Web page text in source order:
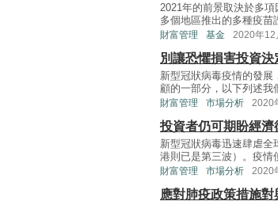
2021年的前景取決於多
多個地區推出的多種疫苗
財富管理 基金 2020年12
別讓恐懼損害投資決
新型冠狀病毒疫情的發展
顧的一部分，以下列述我
財富管理 市場分析 2020
投資者仍可期盼經濟
新型冠狀病毒迅速肆虐
港則已是第三波）。疫情
財富管理 市場分析 2020
應對肺疫政策措施對